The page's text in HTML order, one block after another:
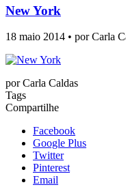
New York
18 maio 2014 • por Carla
porCarla Caldas
Tags
Compartilhe
Facebook
Google Plus
Twitter
Pinterest
Email